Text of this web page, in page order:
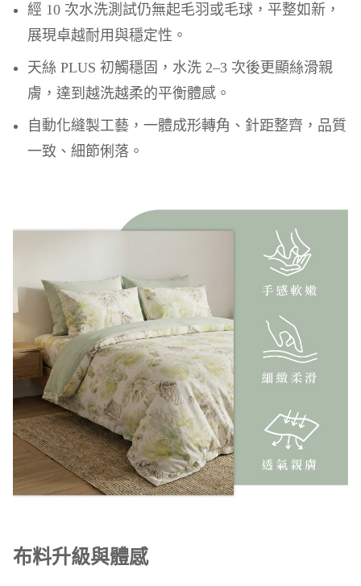
經 10 次水洗測試仍無起毛羽或毛球，平整如新，
展現卓越耐用與穩定性。
天絲 PLUS 初觸穩固，水洗 2–3 次後更顯絲滑親
膚，達到越洗越柔的平衡體感。
自動化縫製工藝，一體成形轉角、針距整齊，品質
一致、細節俐落。
布料升級與體感